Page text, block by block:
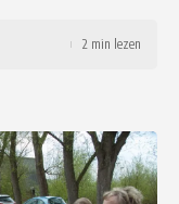
2 min lezen